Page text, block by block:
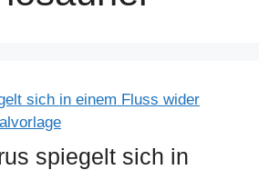
spiegelt sich in